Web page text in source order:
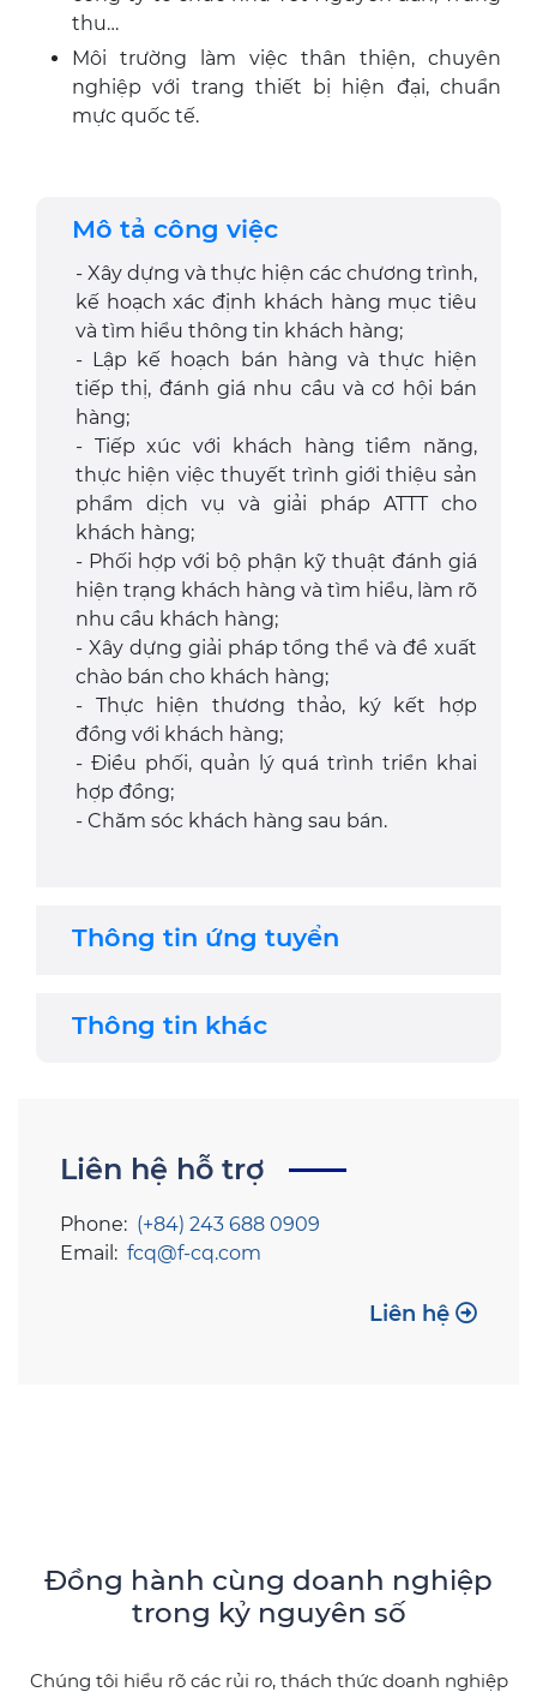
thu…
Môi trường làm việc thân thiện, chuyên
nghiệp với trang thiết bị hiện đại, chuẩn
mực quốc tế.
Mô tả công việc
- Xây dựng và thực hiện các chương trình,
kế hoạch xác định khách hàng mục tiêu
và tìm hiểu thông tin khách hàng;
- Lập kế hoạch bán hàng và thực hiện
tiếp thị, đánh giá nhu cầu và cơ hội bán
hàng;
- Tiếp xúc với khách hàng tiềm năng,
thực hiện việc thuyết trình giới thiệu sản
phẩm dịch vụ và giải pháp ATTT cho
khách hàng;
- Phối hợp với bộ phận kỹ thuật đánh giá
hiện trạng khách hàng và tìm hiểu, làm rõ
nhu cầu khách hàng;
- Xây dựng giải pháp tổng thể và đề xuất
chào bán cho khách hàng;
- Thực hiện thương thảo, ký kết hợp
đồng với khách hàng;
- Điều phối, quản lý quá trình triển khai
hợp đồng;
- Chăm sóc khách hàng sau bán.
Thông tin ứng tuyển
Thông tin khác
Liên hệ hỗ trợ
Phone: (+84) 243 688 0909
Email: fcq@f-cq.com
Liên hệ
Đồng hành cùng doanh nghiệp
trong kỷ nguyên số
Chúng tôi hiểu rõ các rủi ro, thách thức doanh nghiệp